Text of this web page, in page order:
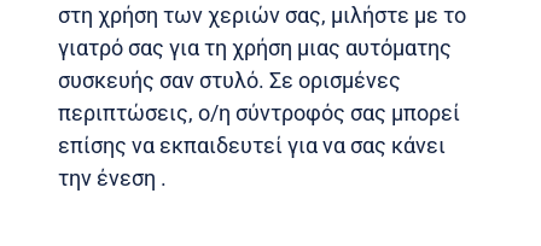
στη χρήση των χεριών σας, μιλήστε με το
γιατρό σας για τη χρήση μιας αυτόματης
συσκευής σαν στυλό. Σε ορισμένες
περιπτώσεις, ο/η σύντροφός σας μπορεί
επίσης να εκπαιδευτεί για να σας κάνει
την ένεση .